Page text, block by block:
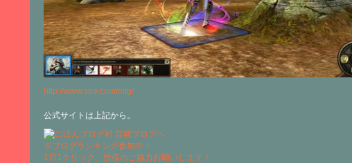
http://www.soe.com/mtg/
公式サイトは上記から。
※ブログランキング参加中！
1日1クリック、皆様のご協力お願いします！